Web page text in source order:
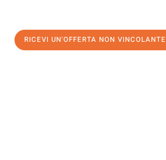
RICEVI UN'OFFERTA NON VINCOLANTE